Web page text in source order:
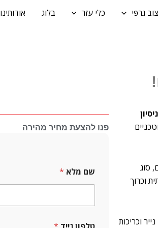
גרפי כלי עזר בלוג אודותינו
סוג
וכרוך
וכריכות
פנו להצעת מחיר מהירה
שם מלא *
טלפון נייד *